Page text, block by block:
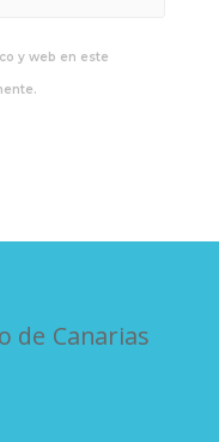
y web en este